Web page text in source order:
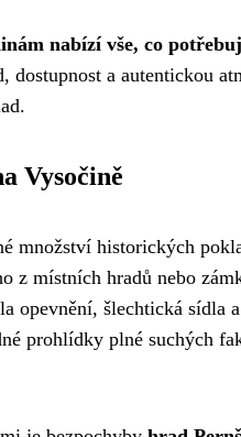
nabízí vše, co
a autentickou
Vysočině
množství historických
z místních hradů nebo
opevnění, šlechtická sídla
prohlídky plné suchých